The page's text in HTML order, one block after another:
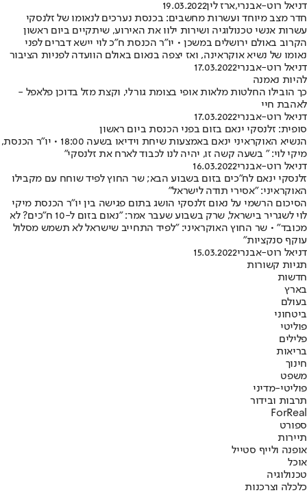
דניאל רוט-אבנרי,ארז לין19.03.2022
חדר מצב מיוחד ועשרות מחשבים: בכנסת נערכים לנאומו של זלנסקי
עשרות אנשי טכנולוגיה ושירות ילוו את האירוע, שיתקיים ביום ראשון
הקרוב באולם ירושלים במשכן • יו"ר הכנסת ח"כ לוי יישא דברים לפני
נאומו של נשיא אוקראינה, ואז יצפה בנאום באולם הוועדה לפניות הציבור
דניאל רוט-אבנרי17.03.2022
להיות נאמנה
כך הובילו החלטות מלאות אופי בצומת גורלי, וקצת מזל בדוכן פלאפל -
לאהבת חיי
דניאל רוט-אבנרי17.03.2022
סופית: זלנסקי ינאם בזום בפני הכנסת ביום ראשון
הנשיא האוקראיני ינאם באמצעות שיחת וידיאו בשעה 18:00 • יו"ר הכנסת,
מיקי לוי: " בשעה קשה זו, יהיה לנו לכבוד לארח את זלנסקי"
דניאל רוט-אבנרי16.03.2022
זלנסקי ינאם לח"כים בזום בשבוע הבא; שר החוץ לפיד שוחח עם מקבילו
האוקראיני: "אסירי תודה לישראל"
הסיכום הרשמי על נאום זלנסקי הושג בתום פגישה בין יו"ר הכנסת מיקי
לוי לשגריר בישראל, שרק בשבוע שעבר אמר: "נאום בזום ל-10 ח"כים? לא
מכובד" • שר החוץ האוקראיני: "לפיד התחייב שישראל לא תשמש מסלול
עוקף סנקציות"
דניאל רוט-אבנרי15.03.2022
תגיות קשורות
חדשות
בארץ
בעולם
ביטחוני
פוליטי
פלילים
בריאות
חינוך
משפט
פוליטי-מדיני
תרבות ובידור
ForReal
ספורט
תיירות
אופנה ולייף סטייל
אוכל
טכנולוגיה
כלכלה וצרכנות